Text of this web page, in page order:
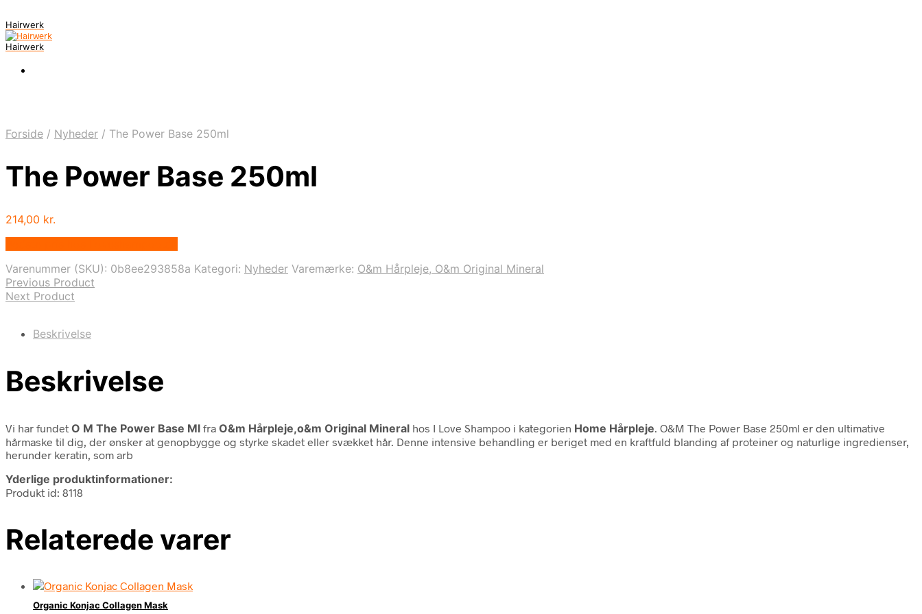
Hairwerk
Hairwerk
Forside / Nyheder / The Power Base 250ml
The Power Base 250ml
214,00 kr.
Varenummer (SKU): 0b8ee293858a Kategori: Nyheder Varemærke: O&m Hårpleje, O&m Original Mineral
Previous Product
Next Product
Beskrivelse
Beskrivelse
Vi har fundet O M The Power Base Ml fra O&m Hårpleje,o&m Original Mineral hos I Love Shampoo i kategorien Home Hårpleje . O&M The Power Base 250ml er den ultimative
hårmaske til dig, der ønsker at genopbygge og styrke skadet eller svækket hår. Denne intensive behandling er beriget med en kraftfuld blanding af proteiner og naturlige ingredienser,
herunder keratin, som arb
Yderlige produktinformationer:
Produkt id: 8118
Relaterede varer
Organic Konjac Collagen Mask